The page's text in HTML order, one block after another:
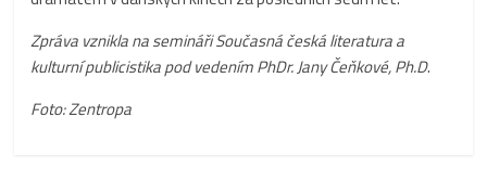
Zpráva vznikla na semináři Současná česká literatura a
kulturní publicistika pod vedením PhDr. Jany Čeňkové, Ph.D.
Foto: Zentropa